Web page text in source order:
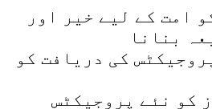
امت کے لیے خیر اور
بنانا
کی دریافت کو
کو نئے پروجیکٹس